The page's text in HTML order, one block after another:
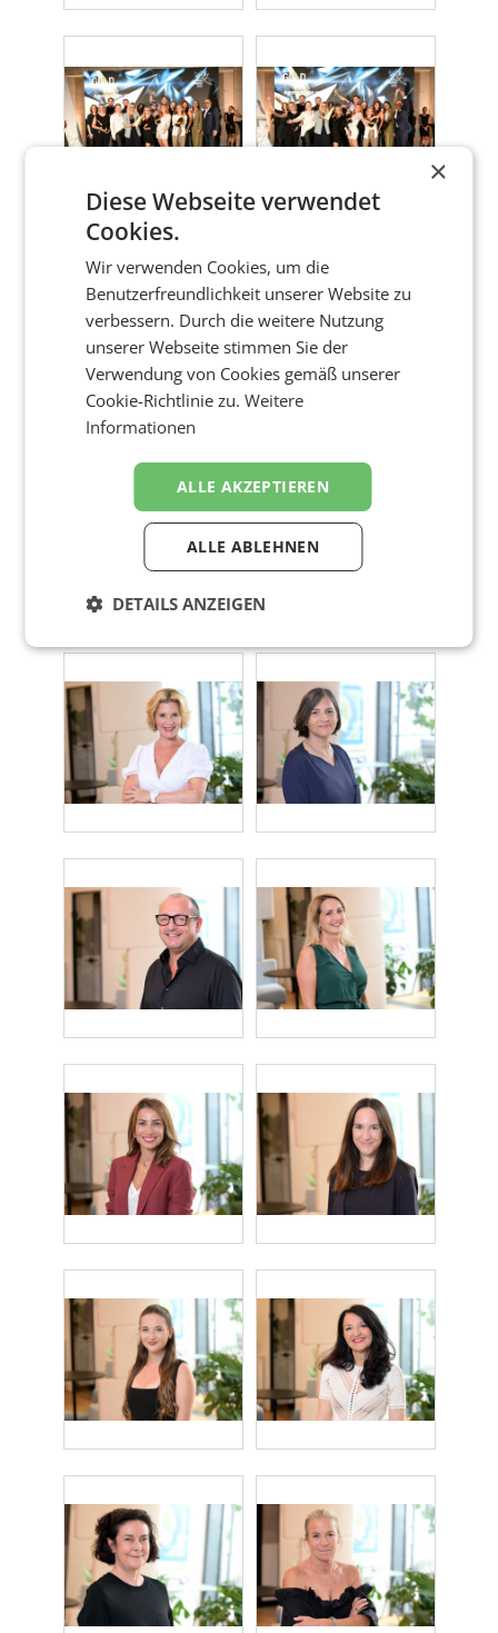
×
Diese Webseite verwendet
Cookies.
Wir verwenden Cookies, um die
Benutzerfreundlichkeit unserer Website zu
verbessern. Durch die weitere Nutzung
unserer Webseite stimmen Sie der
Verwendung von Cookies gemäß unserer
Cookie-Richtlinie zu.Weitere
Informationen
ALLE AKZEPTIEREN
ALLE ABLEHNEN
DETAILS ANZEIGEN